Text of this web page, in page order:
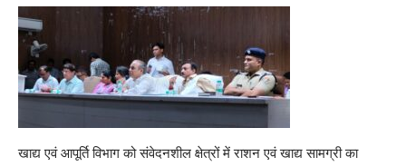
खाद्य एवं आपूर्ति विभाग को संवेदनशील क्षेत्रों में राशन एवं खाद्य सामग्री का